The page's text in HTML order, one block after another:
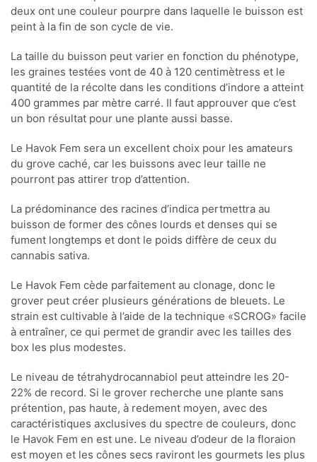
deux ont une couleur pourpre dans laquelle le buisson est
peint à la fin de son cycle de vie.
La taille du buisson peut varier en fonction du phénotype,
les graines testées vont de 40 à 120 centimètress et le
quantité de la récolte dans les conditions d’indore a atteint
400 grammes par mètre carré. Il faut approuver que c’est
un bon résultat pour une plante aussi basse.
Le Havok Fem sera un excellent choix pour les amateurs
du grove caché, car les buissons avec leur taille ne
pourront pas attirer trop d’attention.
La prédominance des racines d’indica pertmettra au
buisson de former des cônes lourds et denses qui se
fument longtemps et dont le poids diffère de ceux du
cannabis sativa.
Le Havok Fem cède parfaitement au clonage, donc le
grover peut créer plusieurs générations de bleuets. Le
strain est cultivable à l’aide de la technique «SCROG» facile
à entraîner, ce qui permet de grandir avec les tailles des
box les plus modestes.
Le niveau de tétrahydrocannabiol peut atteindre les 20-
22% de record. Si le grover recherche une plante sans
prétention, pas haute, à redement moyen, avec des
caractéristiques axclusives du spectre de couleurs, donc
le Havok Fem en est une. Le niveau d’odeur de la floraion
est moyen et les cônes secs raviront les gourmets les plus